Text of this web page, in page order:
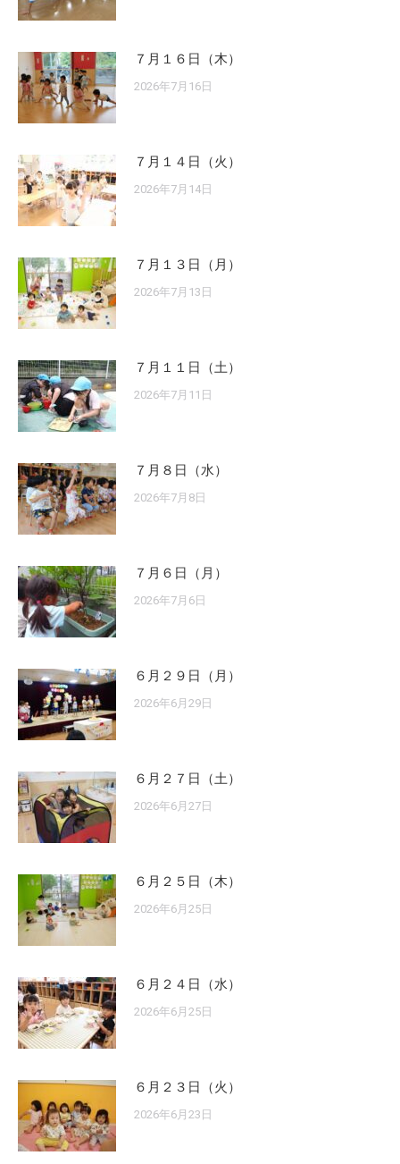
７月１６日（木）
2026年7月16日
７月１４日（火）
2026年7月14日
７月１３日（月）
2026年7月13日
７月１１日（土）
2026年7月11日
７月８日（水）
2026年7月8日
７月６日（月）
2026年7月6日
６月２９日（月）
2026年6月29日
６月２７日（土）
2026年6月27日
６月２５日（木）
2026年6月25日
６月２４日（水）
2026年6月25日
６月２３日（火）
2026年6月23日